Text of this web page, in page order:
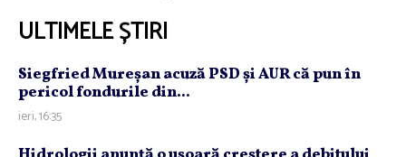
ULTIMELE ȘTIRI
Siegfried Mureşan acuză PSD şi AUR că pun în
pericol fondurile din...
ieri, 16:35